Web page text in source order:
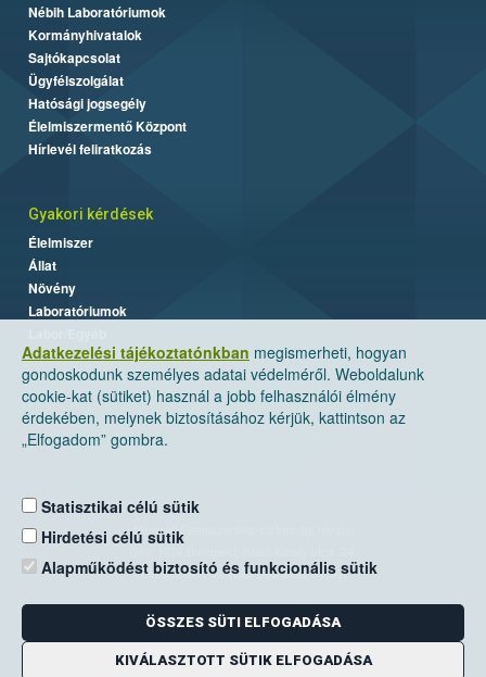
Adatkezelési tájékoztatónkban megismerheti, hogyan
gondoskodunk személyes adatai védelméről. Weboldalunk
cookie-kat (sütiket) használ a jobb felhasználói élmény
érdekében, melynek biztosításához kérjük, kattintson az
„Elfogadom” gombra.
Statisztikai célú sütik
Hirdetési célú sütik
Alapműködést biztosító és funkcionális sütik
ÖSSZES SÜTI ELFOGADÁSA
KIVÁLASZTOTT SÜTIK ELFOGADÁSA
Nébih Laboratóriumok
Kormányhivatalok
Sajtókapcsolat
Ügyfélszolgálat
Hatósági jogsegély
Élelmiszermentő Központ
Hírlevél feliratkozás
Gyakori kérdések
Élelmiszer
Állat
Növény
Laboratóriumok
Nemzeti Élelmiszerlánc-biztonsági Hivatal
Levelezési cím: 1525 Budapest. Pf. 30.
E-mail:ugyfelszolgalat@nebih.gov.hu
Zöld szám: 06-80/263-244